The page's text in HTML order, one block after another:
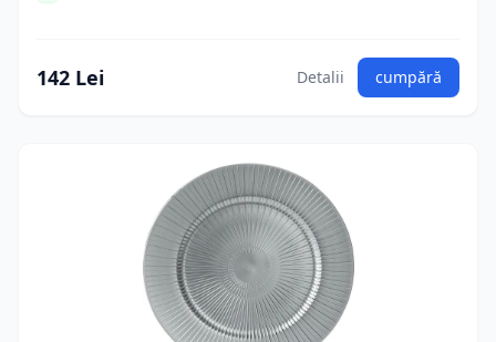
142 Lei Detalii cumpără